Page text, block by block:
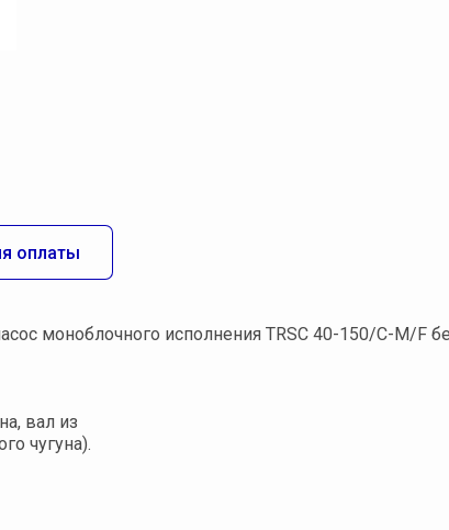
оплаты
моноблочного исполнения TRSC 40-150/С-М/F
вал из
чугуна).